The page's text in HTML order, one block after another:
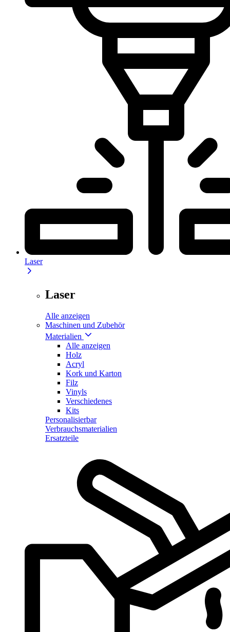
Laser
Laser
Alle anzeigen
Maschinen und Zubehör
Materialien
Alle anzeigen
Holz
Acryl
Kork und Karton
Filz
Vinyls
Verschiedenes
Kits
Personalisierbar
Verbrauchsmaterialien
Ersatzteile